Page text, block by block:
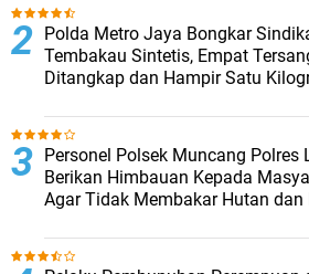
‎Polda Metro Jaya Bongkar
Tembakau Sintetis, Empat
Ditangkap dan Hampir Satu
Personel Polsek Muncang Polres
Berikan Himbauan Kepada
Agar Tidak Membakar Hutan dan